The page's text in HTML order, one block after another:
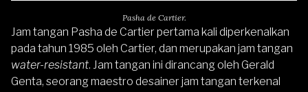
Pasha de Cartier.
Jam tangan Pasha de Cartier pertama kali diperkenalkan
pada tahun 1985 oleh Cartier, dan merupakan jam tangan
water-resistant. Jam tangan ini dirancang oleh Gerald
Genta, seorang maestro desainer jam tangan terkenal